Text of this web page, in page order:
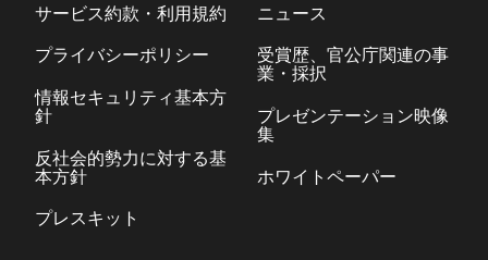
サービス約款・利用規約
プライバシーポリシー
情報セキュリティ基本方
針
反社会的勢力に対する基
本方針
プレスキット
ニュース
受賞歴、官公庁関連の事
業・採択
プレゼンテーション映像
集
ホワイトペーパー